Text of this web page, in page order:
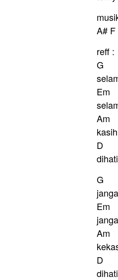
A# F
reff :
G
Em
Am
D
G
Em
Am
D